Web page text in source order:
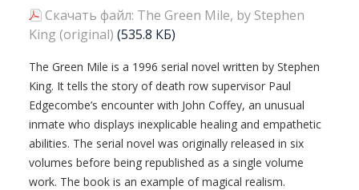
Скачать файл: The Green Mile, by Stephen
King (original) (535.8 КБ)
The Green Mile is a 1996 serial novel written by Stephen
King. It tells the story of death row supervisor Paul
Edgecombe’s encounter with John Coffey, an unusual
inmate who displays inexplicable healing and empathetic
abilities. The serial novel was originally released in six
volumes before being republished as a single volume
work. The book is an example of magical realism.